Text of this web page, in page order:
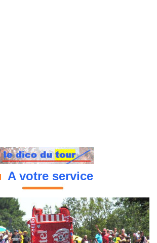
A votre service